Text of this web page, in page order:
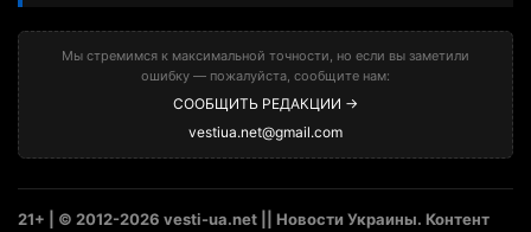
Мы стремимся к максимальной точности, но если вы заметили
ошибку — пожалуйста, сообщите нам:
СООБЩИТЬ РЕДАКЦИИ →
vestiua.net@gmail.com
21+ | © 2012-2026 vesti-ua.net || Новости Украины. Контент